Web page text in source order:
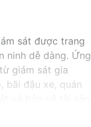
sát được trang
ninh dễ dàng. Ứng
giám sát gia
bãi đậu xe, quán